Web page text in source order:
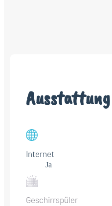
Ausstattung
Internet
Ja
Geschirrspüler